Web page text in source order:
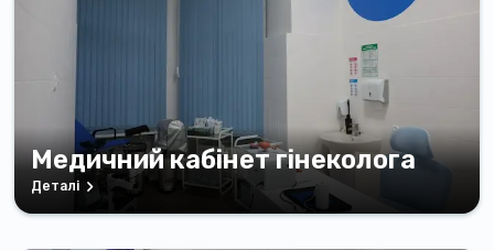
Медичний кабінет гінеколога
Деталі